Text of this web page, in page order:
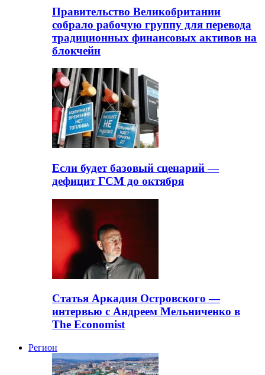
Правительство Великобритании
собрало рабочую группу для перевода
традиционных финансовых активов на
блокчейн
Если будет базовый сценарий —
дефицит ГСМ до октября
Статья Аркадия Островского —
интервью с Андреем Мельниченко в
The Economist
Регион